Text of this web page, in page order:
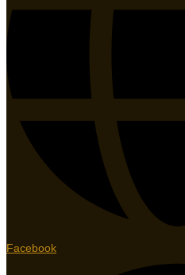
Facebook